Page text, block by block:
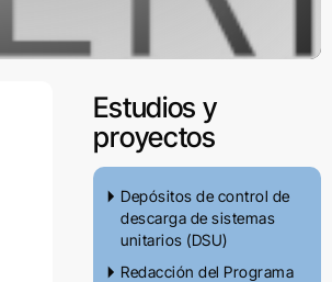
Estudios y
proyectos
Depósitos de control de
descarga de sistemas
unitarios (DSU)
Redacción del Programa